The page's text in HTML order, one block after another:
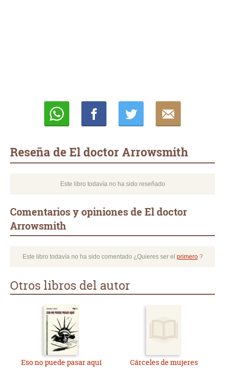
Reseña de El doctor Arrowsmith
Este libro todavía no ha sido reseñado
Comentarios y opiniones de El doctor
Arrowsmith
Este libro todavía no ha sido comentado ¿Quieres ser el primero?
Otros libros del autor
Eso no puede pasar aquí Cárceles de mujeres